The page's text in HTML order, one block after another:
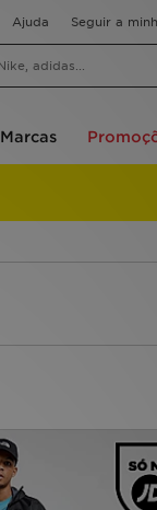
Ajuda Seguir a
Marcas